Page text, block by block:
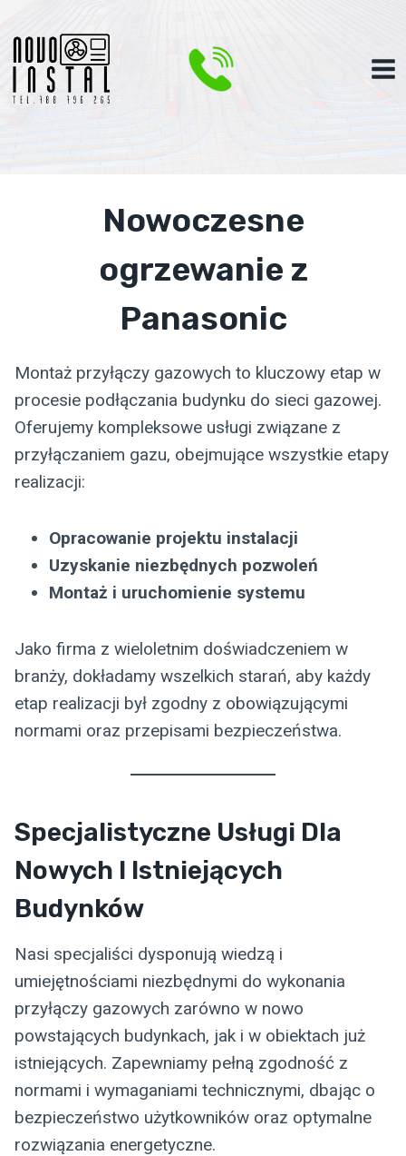
do
treści
Nowoczesne
ogrzewanie z
Panasonic
Montaż przyłączy gazowych to kluczowy etap w
procesie podłączania budynku do sieci gazowej.
Oferujemy kompleksowe usługi związane z
przyłączaniem gazu, obejmujące wszystkie etapy
realizacji:
Opracowanie projektu instalacji
Uzyskanie niezbędnych pozwoleń
Montaż i uruchomienie systemu
Jako firma z wieloletnim doświadczeniem w
branży, dokładamy wszelkich starań, aby każdy
etap realizacji był zgodny z obowiązującymi
normami oraz przepisami bezpieczeństwa.
Specjalistyczne Usługi Dla
Nowych I Istniejących
Budynków
Nasi specjaliści dysponują wiedzą i
umiejętnościami niezbędnymi do wykonania
przyłączy gazowych zarówno w nowo
powstających budynkach, jak i w obiektach już
istniejących. Zapewniamy pełną zgodność z
normami i wymaganiami technicznymi, dbając o
bezpieczeństwo użytkowników oraz optymalne
rozwiązania energetyczne.